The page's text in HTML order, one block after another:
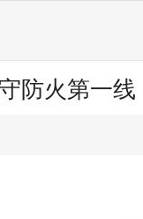
防火第一线